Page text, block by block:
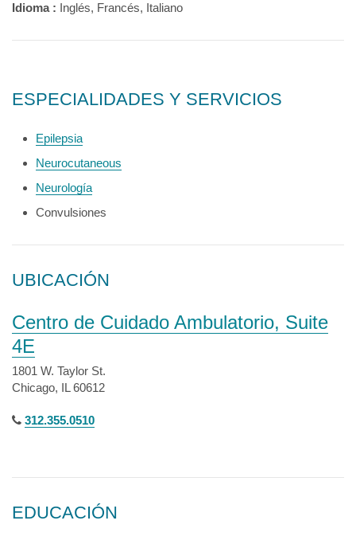
Idioma : Inglés, Francés, Italiano
ESPECIALIDADES Y SERVICIOS
Epilepsia
Neurocutaneous
Neurología
Convulsiones
UBICACIÓN
Centro de Cuidado Ambulatorio, Suite
4E
1801 W. Taylor St.
Chicago, IL 60612
312.355.0510
EDUCACIÓN